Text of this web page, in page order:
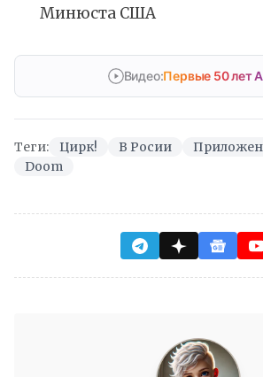
Минюста США
Видео:Первые 50 лет
Теги: Цирк! В Росии
Doom